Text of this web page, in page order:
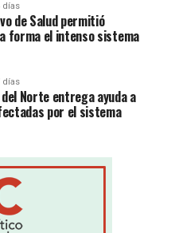
días
de Salud permitió
forma el intenso sistema
días
Norte entrega ayuda a
por el sistema